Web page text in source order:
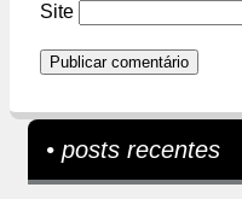
Site
• posts recentes